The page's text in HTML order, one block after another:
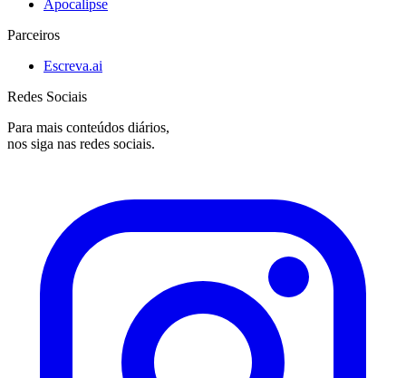
Apocalipse
Parceiros
Escreva.ai
Redes Sociais
Para mais conteúdos diários,
nos siga nas redes sociais.